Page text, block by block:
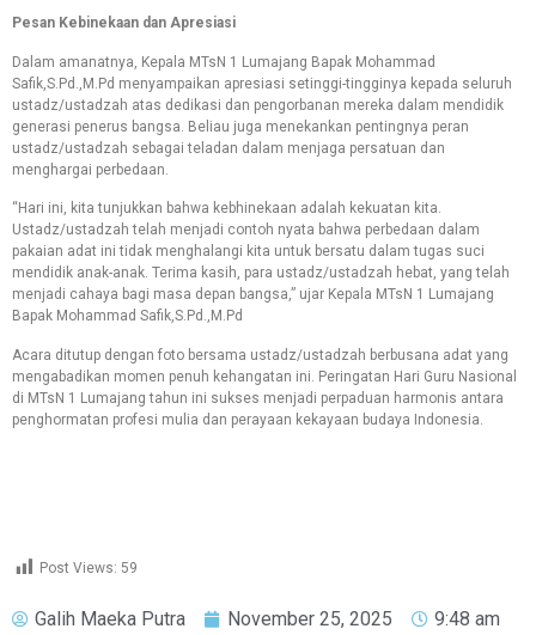
Pesan Kebinekaan dan Apresiasi
Dalam amanatnya, Kepala MTsN 1 Lumajang Bapak Mohammad
Safik,S.Pd.,M.Pd menyampaikan apresiasi setinggi-tingginya kepada seluruh
ustadz/ustadzah atas dedikasi dan pengorbanan mereka dalam mendidik
generasi penerus bangsa. Beliau juga menekankan pentingnya peran
ustadz/ustadzah sebagai teladan dalam menjaga persatuan dan
menghargai perbedaan.
“Hari ini, kita tunjukkan bahwa kebhinekaan adalah kekuatan kita.
Ustadz/ustadzah telah menjadi contoh nyata bahwa perbedaan dalam
pakaian adat ini tidak menghalangi kita untuk bersatu dalam tugas suci
mendidik anak-anak. Terima kasih, para ustadz/ustadzah hebat, yang telah
menjadi cahaya bagi masa depan bangsa,” ujar Kepala MTsN 1 Lumajang
Bapak Mohammad Safik,S.Pd.,M.Pd
Acara ditutup dengan foto bersama ustadz/ustadzah berbusana adat yang
mengabadikan momen penuh kehangatan ini. Peringatan Hari Guru Nasional
di MTsN 1 Lumajang tahun ini sukses menjadi perpaduan harmonis antara
penghormatan profesi mulia dan perayaan kekayaan budaya Indonesia.
Post Views: 59
Galih Maeka Putra November 25, 2025
9:48 am